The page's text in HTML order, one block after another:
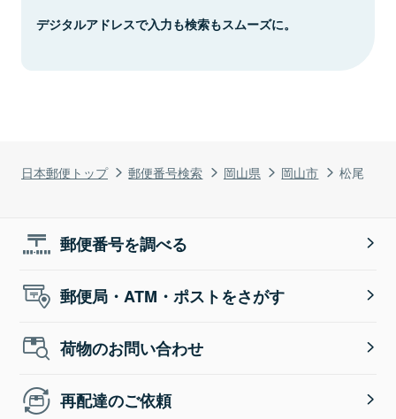
日本郵便トップ 郵便番号検索 岡山県 岡山市 松尾
デジタルアドレスで入力も検索もスムーズに。
郵便番号を調べる
郵便局・ATM・ポストをさがす
荷物のお問い合わせ
再配達のご依頼